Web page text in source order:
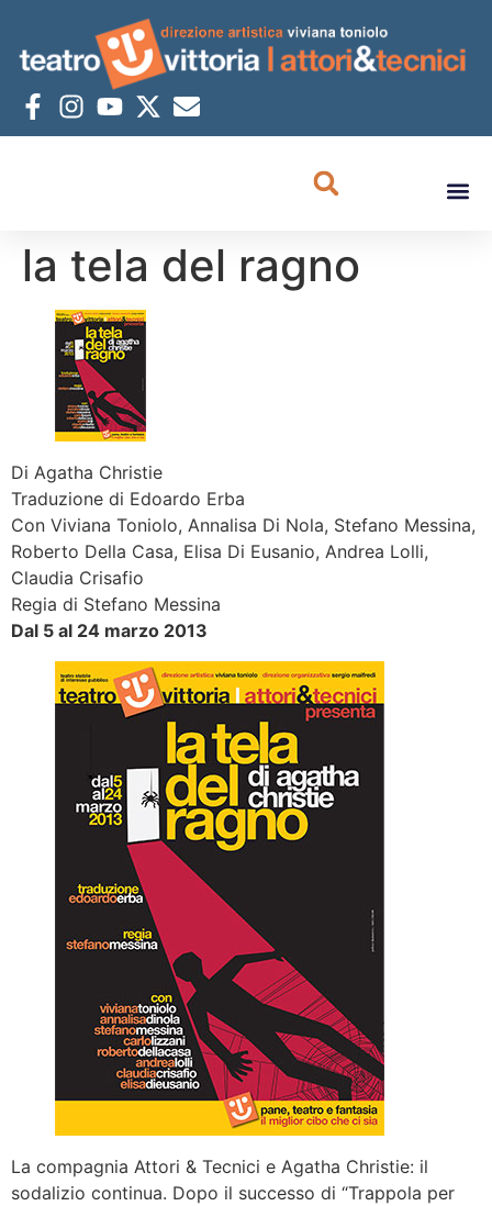
la tela del ragno
Di Agatha Christie
Traduzione di Edoardo Erba
Con Viviana Toniolo, Annalisa Di Nola, Stefano Messina,
Roberto Della Casa, Elisa Di Eusanio, Andrea Lolli,
Claudia Crisafio
Regia di Stefano Messina
Dal 5 al 24 marzo 2013
La compagnia Attori & Tecnici e Agatha Christie: il
sodalizio continua. Dopo il successo di “Trappola per